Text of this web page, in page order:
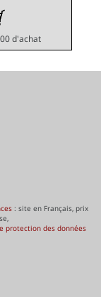
d'achat
: site en Français, prix
protection des données